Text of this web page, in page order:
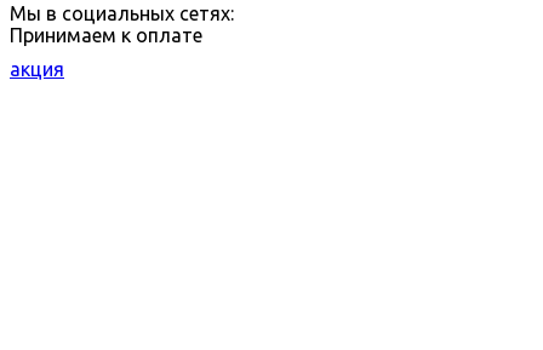
Мы в социальных сетях:
Принимаем к оплате
акция